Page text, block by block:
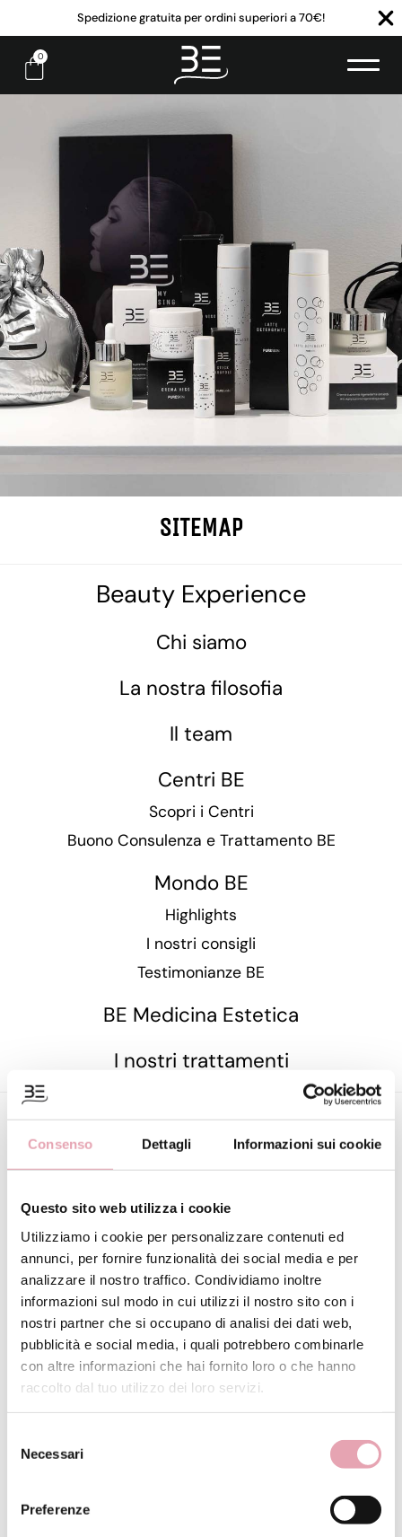
Consenso Dettagli Informazioni sui cookie
Questo sito web utilizza i cookie
Utilizziamo i cookie per personalizzare contenuti ed
annunci, per fornire funzionalità dei social media e per
analizzare il nostro traffico. Condividiamo inoltre
informazioni sul modo in cui utilizzi il nostro sito con i
nostri partner che si occupano di analisi dei dati web,
pubblicità e social media, i quali potrebbero combinarle
con altre informazioni che hai fornito loro o che hanno
raccolto dal tuo utilizzo dei loro servizi.
delNecessari
Preferenze
Spedizione gratuita per ordini superiori a 70€!
0
SITEMAP
Beauty Experience
Chi siamo
La nostra filosofia
Il team
Centri BE
Scopri i Centri
Buono Consulenza e Trattamento BE
Mondo BE
Highlights
I nostri consigli
Testimonianze BE
BE Medicina Estetica
I nostri trattamenti
Shop BE
Cosmetica BE
La linea
Viso
Corpo
Solari
Mani
BE Good Tisane
BE Baby